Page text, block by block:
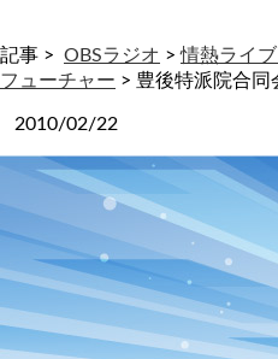
記事 > OBSラジオ >情熱ライ
フューチャー > 豊後特派院合同
2010/02/22